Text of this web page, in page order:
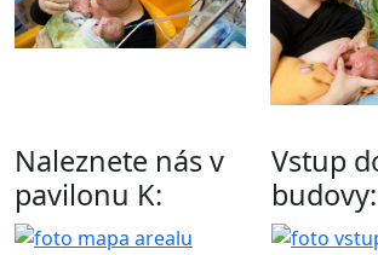
Naleznete nás v
pavilonu K:
Vstup
budovy: